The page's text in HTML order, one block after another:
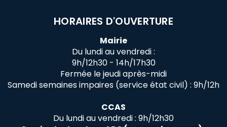
HORAIRES D'OUVERTURE
Mairie
Du lundi au vendredi :
9h/12h30 - 14h/17h30
Fermée le jeudi après-midi
Samedi semaines impaires (service état civil) : 9h/12h
CCAS
Du lundi au vendredi : 9h/12h30